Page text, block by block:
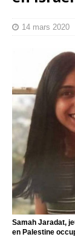
14 mars 2020
Samah Jaradat,
en Palestine